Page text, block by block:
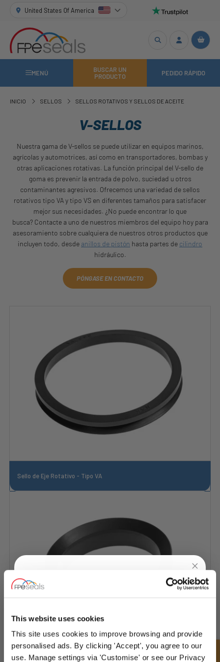
This website uses cookies
This site uses cookies to improve browsing and provide
personalised ads. By clicking 'Accept', you agree to our
use. Manage settings via 'Customise' or see our Privacy
United States Of America
MENÚ
BUSCAR UN
PRODUCTO
PEDIDO RÁPIDO
INICIO SELLOS SELLOS ROTATIVOS Y SELLOS DE ACEITE
V-SELLOS
Nuestra gama de V-sellos se puede utilizar en equipos marinos,
agrícolas y automotrices, así como en transportadores, bombas y
otras aplicaciones rotativas. La función principal del V-sello de
goma es prevenir la entrada de polvo, suciedad u otros
contaminantes agresivos. Ofrecemos una variedad de sellos
rotativos tipo VA y tipo VS en diferentes tamaños para satisfacer
mejor sus necesidades. ¿No puede encontrar lo que
busca? Contacte a uno de nuestros miembros del equipo hoy para
asesoramiento sobre cualquiera de nuestros otros productos que
incluyen todo, desde anillos de pistón hasta partes de cilindro
hidráulico.
PÓNGASE EN CONTACTO
Sello de Eje Rotativo - Tipo VA
UNLOCK10% OFF
YOURFIRST ORDER
Sign up for special offers and exclusive
deals